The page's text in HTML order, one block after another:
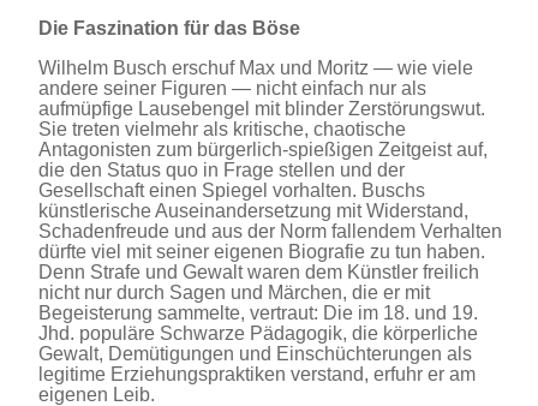
Die Faszination für das Böse
Wilhelm Busch erschuf Max und Moritz — wie viele
andere seiner Figuren — nicht einfach nur als
aufmüpfige Lausebengel mit blinder Zerstörungswut.
Sie treten vielmehr als kritische, chaotische
Antagonisten zum bürgerlich-spießigen Zeitgeist auf,
die den Status quo in Frage stellen und der
Gesellschaft einen Spiegel vorhalten. Buschs
künstlerische Auseinandersetzung mit Widerstand,
Schadenfreude und aus der Norm fallendem Verhalten
dürfte viel mit seiner eigenen Biografie zu tun haben.
Denn Strafe und Gewalt waren dem Künstler freilich
nicht nur durch Sagen und Märchen, die er mit
Begeisterung sammelte, vertraut: Die im 18. und 19.
Jhd. populäre Schwarze Pädagogik, die körperliche
Gewalt, Demütigungen und Einschüchterungen als
legitime Erziehungspraktiken verstand, erfuhr er am
eigenen Leib.